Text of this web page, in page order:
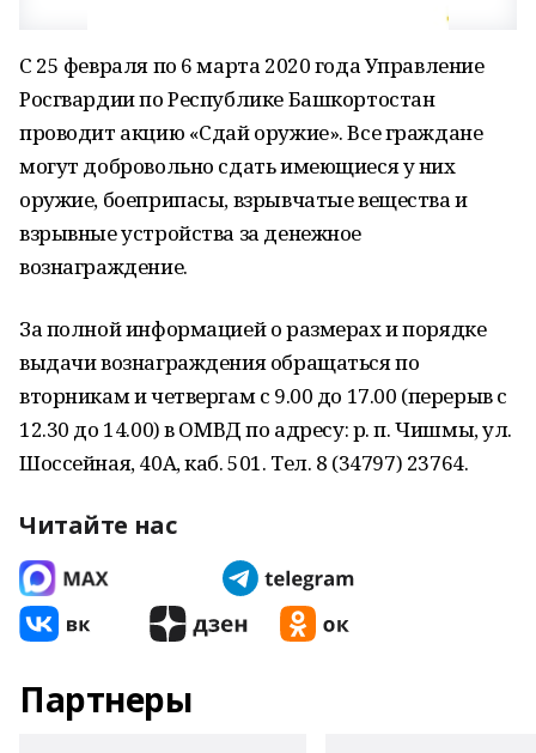
С 25 февраля по 6 марта 2020 года Управление
Рос­гвардии по Республике Башкортостан
проводит акцию «Сдай оружие». Все граждане
могут добровольно сдать имеющиеся у них
оружие, боеприпасы, взрывчатые вещества и
взрывные устройства за денежное
вознаграждение.
За полной информацией о размерах и порядке
выдачи вознаграждения обращаться по
вторникам и четвергам с 9.00 до 17.00 (перерыв с
12.30 до 14.00) в ОМВД по адресу: р. п. Чишмы, ул.
Шоссейная, 40А, каб. 5­01. Тел. 8 (34797) 2­37­64.
Читайте нас
Партнеры